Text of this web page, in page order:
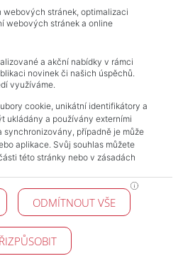
and conditions
of personal data
estate's
Contact
processing
reality
00 Praha 4
webových stránek, optimalizaci
webových stránek a online
a akční nabídky v rámci
novinek či našich úspěchů.
využíváme.
cookie, unikátní identifikátory a
ukládány a používány externími
případně je může
aplikace. Svůj souhlas můžete
této stránky nebo v zásadách
ODMÍTNOUT VŠE